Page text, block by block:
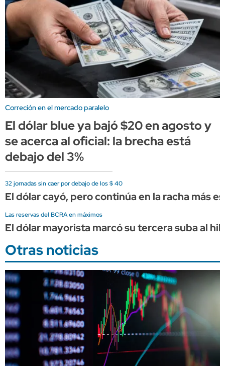
Correción en el mercado paralelo
El dólar blue ya bajó $20 en agosto y
se acerca al oficial: la brecha está
debajo del 3%
32 jornadas sin caer por debajo de los $ 40
El dólar cayó, pero continúa en la racha más
Las reservas del BCRA en máximos
El dólar mayorista marcó su tercera suba al
Otras noticias